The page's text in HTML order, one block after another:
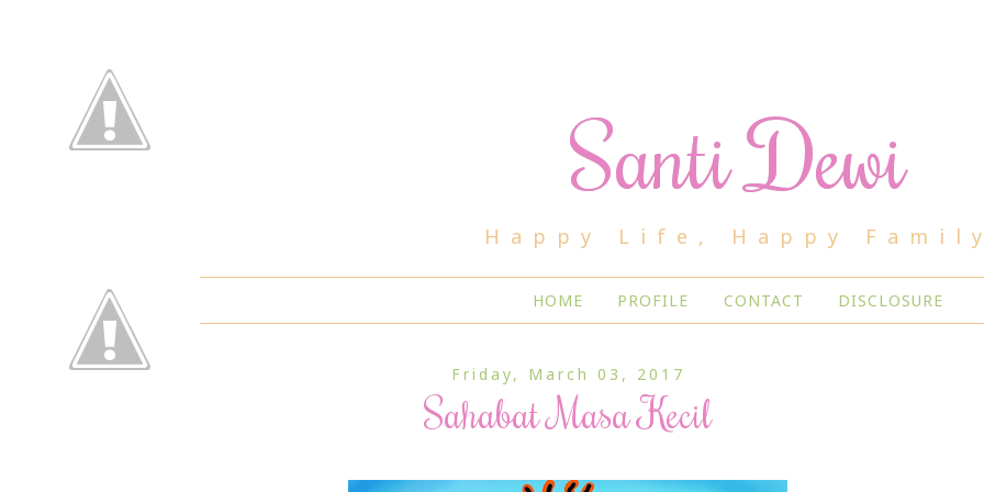
Santi Dewi
Happy Life, Happy
HOME PROFILE CONTACT DISCLOSURE
Friday, March 03, 2017
Sahabat Masa Kecil